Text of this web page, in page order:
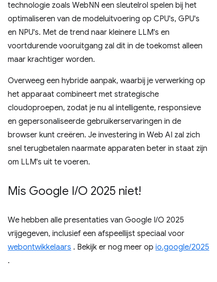
technologie zoals WebNN een sleutelrol spelen bij het
optimaliseren van de modeluitvoering op CPU's, GPU's
en NPU's. Met de trend naar kleinere LLM's en
voortdurende vooruitgang zal dit in de toekomst alleen
maar krachtiger worden.
Overweeg een hybride aanpak, waarbij je verwerking op
het apparaat combineert met strategische
cloudoproepen, zodat je nu al intelligente, responsieve
en gepersonaliseerde gebruikerservaringen in de
browser kunt creëren. Je investering in Web AI zal zich
snel terugbetalen naarmate apparaten beter in staat zijn
om LLM's uit te voeren.
Mis Google I/O 2025 niet!
We hebben alle presentaties van Google I/O 2025
vrijgegeven, inclusief een afspeellijst speciaal voor
webontwikkelaars . Bekijk er nog meer op io.google/2025
.